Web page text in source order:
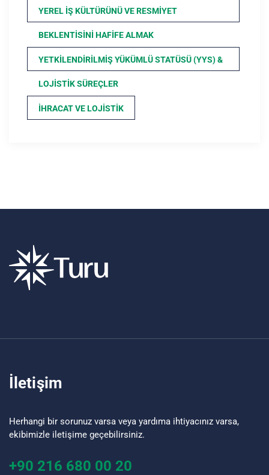
YEREL İŞ KÜLTÜRÜNÜ VE RESMIYET
BEKLENTISINI HAFIFE ALMAK
YETKILENDIRILMIŞ YÜKÜMLÜ STATÜSÜ (YYS) &
LOJISTIK SÜREÇLER
İHRACAT VE LOJISTIK
İletişim
Herhangi bir sorunuz varsa veya yardıma ihtiyacınız varsa,
ekibimizle iletişime geçebilirsiniz.
+90 216 680 00 20